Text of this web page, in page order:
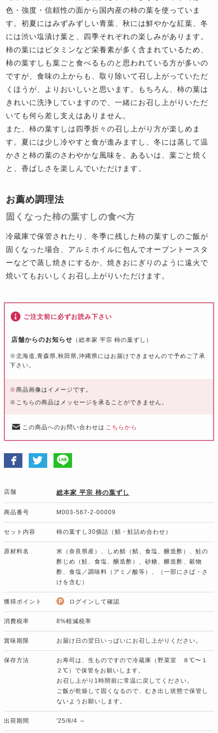
色・強度・信頼性の面から国内産の柿の葉を使っていま
す。初夏にはみずみずしい青葉、秋には鮮やかな紅葉、冬
には渋い塩漬け葉と、四季それぞれの楽しみがあります。
柿の葉にはビタミンなど栄養素が多く含まれているため、
柿の葉すしも葉ごと食べるものと思われている方が多いの
ですが、食味の上からも、取り除いて召し上がっていただ
くほうが、よりおいしいと思います。もちろん、柿の葉は
きれいに洗浄していますので、一緒にお召し上がりいただ
いても何ら差し支えはありません。
また、柿の葉すしは四季折々の召し上がり方が楽しめま
す。夏には少し冷やすと食が進みますし、冬には蒸して温
かさと柿の葉のさわやかな風味を。あるいは、葉ごと焼く
と、香ばしさを楽しんでいただけます。
お薦め調理法
固くなった柿の葉すしの食べ方
冷蔵庫で保管されたり、冬季に残した柿の葉すしのご飯が
固くなった場合、アルミホイルに包んでオーブントースタ
ーなどで蒸し焼きにするか、焼きおにぎりのように遠火で
焼いてもおいしくお召し上がりいただけます。
ご注文前に必ずお読み下さい
店舗からのお知らせ （総本家 平宗 柿の葉ずし）
※北海道,青森県,秋田県,沖縄県にはお届けできませんので予めご了承
下さい。
※商品画像はイメージです。
※こちらの商品はメッセージを承ることができません。
この商品へのお問い合わせは こちらから
店舗 総本家 平宗 柿の葉ずし
商品番号 M003-567-2-00009
セット内容 柿の葉すし30個詰（鯖・鮭詰め合わせ）
原材料名
米（奈良県産）、しめ鯖（鯖、食塩、醸造酢）、鮭の
酢じめ（鮭、食塩、醸造酢）、砂糖、醸造酢、穀物
酢、食塩／調味料（アミノ酸等）、（一部にさば・さ
けを含む）
獲得ポイント ログインして確認
消費税率 8%軽減税率
賞味期限 お届け日の翌日いっぱいにお召し上がりください。
保存方法
お寿司は、生ものですので冷蔵庫（野菜室 ８℃〜１
２℃）で保管をお願いします。
お召し上がり1時間前に常温に戻してください。
ご飯が乾燥して固くなるので、むき出し状態で保管し
ないようお願いします。
出荷期間 '25/8/4 ～